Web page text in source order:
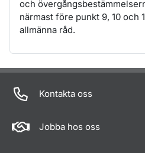
och
närmast före punkt 9, 10 och
allmänna råd.
Om sidan
Kontakta oss
Jobba hos oss